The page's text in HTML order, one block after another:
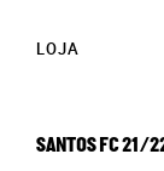
LOJA
SANTOS FC 21/